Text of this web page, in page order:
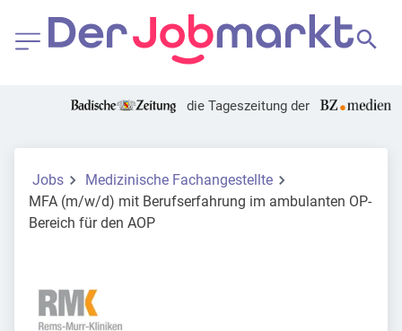
die Tageszeitung der
Jobs
Medizinische Fachangestellte
MFA (m/w/d) mit Berufserfahrung im ambulanten OP-
Bereich für den AOP